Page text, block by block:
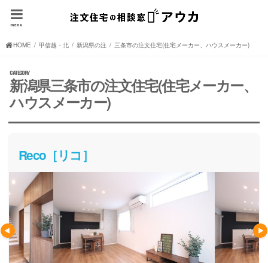
menu
HOME 甲信越・北陸の注文住宅(住宅メーカー、ハウスメーカー)
新潟県の注文住宅(住宅メーカー、ハウスメーカー)
三条市の注文住宅(住宅メーカー、ハウスメーカー)
新潟県三条市の注文住宅(住宅メーカー、
ハウスメーカー)
Reco［リコ］